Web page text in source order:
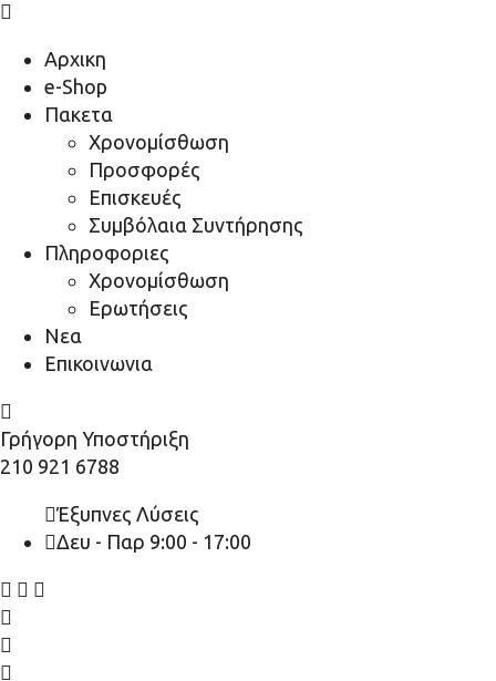
Αρχικη
e-Shop
Πακετα
Χρονομίσθωση
Προσφορές
Επισκευές
Συμβόλαια Συντήρησης
Πληροφοριες
Χρονομίσθωση
Ερωτήσεις
Νεα
Επικοινωνια
Γρήγορη Υποστήριξη
210 921 6788
Έξυπνες Λύσεις
Δευ - Παρ 9:00 - 17:00